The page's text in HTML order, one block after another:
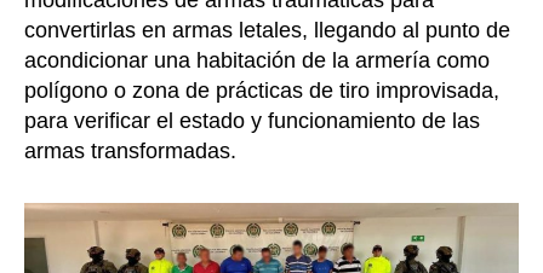
convertirlas en armas letales, llegando al punto de
acondicionar una habitación de la armería como
polígono o zona de prácticas de tiro improvisada,
para verificar el estado y funcionamiento de las
armas transformadas.